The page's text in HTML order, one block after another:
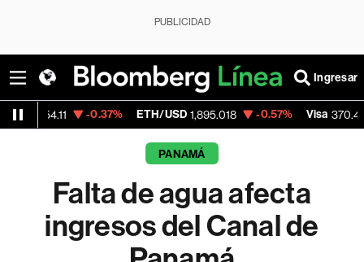
PUBLICIDAD
Ingresar
-0.37% ETH/USD 1,895.018 -0.57% Visa 370.47
PANAMÁ
Falta de agua afecta
ingresos del Canal de